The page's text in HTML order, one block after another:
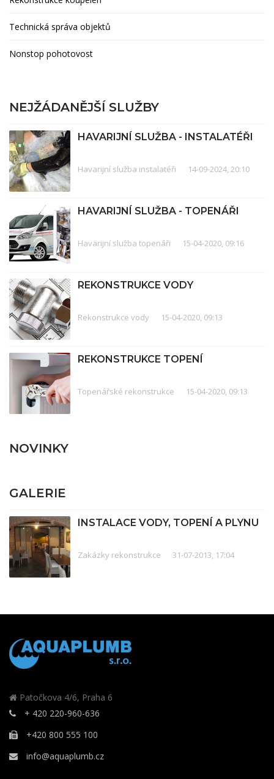
Technická správa objektů
Nonstop pohotovost
NEJŽÁDANĚJŠÍ SLUŽBY
HAVARIJNÍ SLUŽBA - INSTALATÉŘI
Havarijní služba instalatéři 14-09-2024, 20:10
HAVARIJNÍ SLUŽBA - TOPENÁŘI
Havarijní služba topenáři 15-04-2020, 09:16
REKONSTRUKCE VODY
Rekonstrukce vody 15-04-2020, 09:13
REKONSTRUKCE TOPENÍ
Topenářské rekonstrukce 15-04-2020, 09:13
NOVINKY
GALERIE
INSTALACE VODY, TOPENÍ A PLYNU
Zakázky rekonstrukce 31-07-2013, 17:04
Patočkova 4/6, Praha 6
+ 420 220-960-636
+420 800 555 100
info@aquaplumb.cz